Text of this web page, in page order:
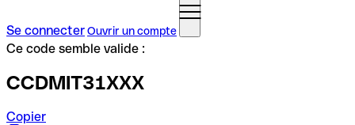
Se connecterOuvrir un compte
Ce code semble valide :
CCDMIT31XXX
Copier